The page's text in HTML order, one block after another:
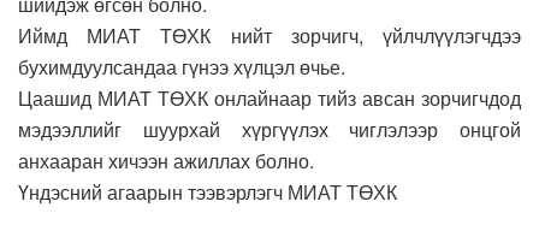
Иймд МИАТ ТӨХК нийт зорчигч, үйлчлүүлэгчдээ
бухимдуулсандаа гүнээ хүлцэл өчье.
Цаашид МИАТ ТӨХК онлайнаар тийз авсан зорчигчдод
мэдээллийг шуурхай хүргүүлэх чиглэлээр онцгой
анхааран хичээн ажиллах болно.
Үндэсний агаарын тээвэрлэгч МИАТ ТӨХК